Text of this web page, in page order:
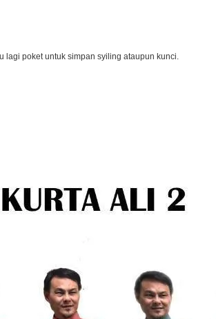
lagi poket untuk simpan syiling ataupun kunci.